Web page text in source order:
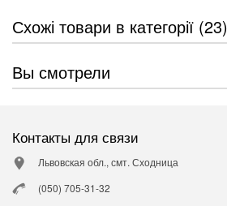
Схожі товари в категорії (23)
Вы смотрели
Контакты для связи
Львовская обл., смт. Сходница
(050) 705-31-32